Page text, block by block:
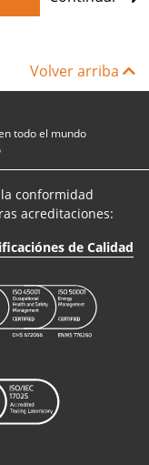
Volver arriba
todo el mundo
conformidad
acreditaciones:
de Calidad